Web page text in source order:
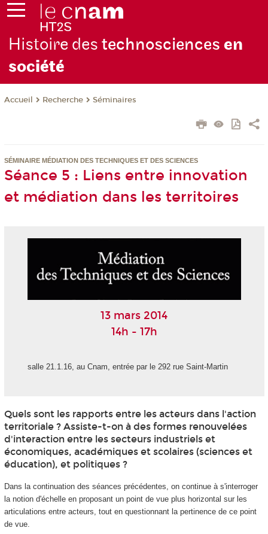
Histoire des technosciences en
société
Accueil Recherche Séminaires
SÉMINAIRE MÉDIATION DES TECHNIQUES ET DES SCIENCES
Séance 5 : Liens entre innovation
et médiation dans les territoires
13 mars 2014
14h - 17h
salle 21.1.16, au Cnam, entrée par le 292 rue Saint-Martin
Quels sont les rapports entre les acteurs dans l'action
territoriale ? Assiste-t-on à des formes renouvelées
d'interaction entre les secteurs industriels et
économiques, académiques et scolaires (sciences et
éducation), et politiques ?
Dans la continuation des séances précédentes, on continue à s'interroger
la notion d'échelle en proposant un point de vue plus horizontal sur les
articulations entre acteurs, tout en questionnant la pertinence de ce point
de vue.